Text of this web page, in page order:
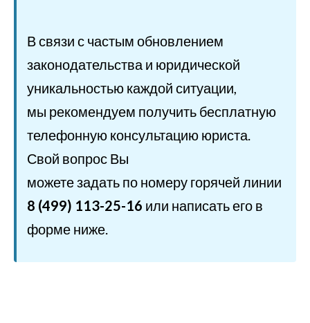
В связи с частым обновлением
законодательства и юридической
уникальностью каждой ситуации,
мы рекомендуем получить бесплатную
телефонную консультацию юриста.
Свой вопрос Вы
можете задать по номеру горячей линии
8 (499) 113-25-16 или написать его в
форме ниже.